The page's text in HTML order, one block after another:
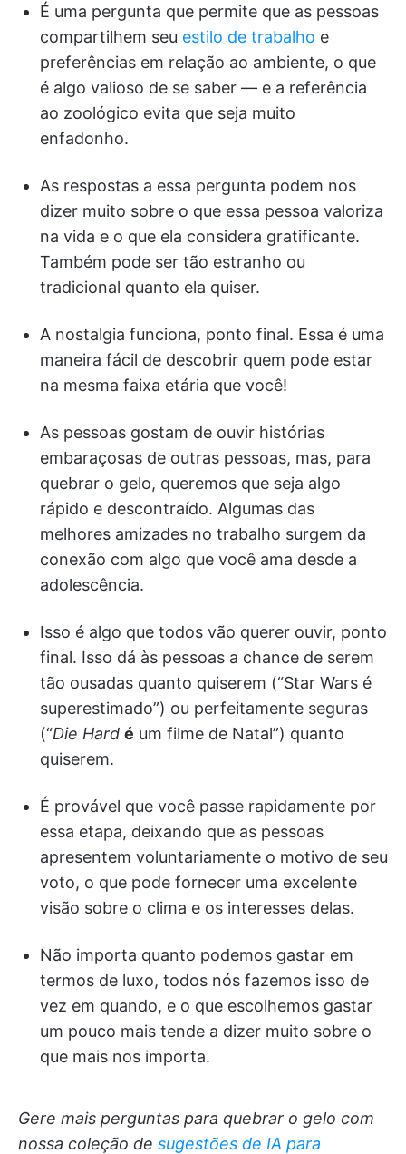
É uma pergunta que permite que as pessoas
compartilhem seu estilo de trabalho e
preferências em relação ao ambiente, o que
é algo valioso de se saber — e a referência
ao zoológico evita que seja muito
enfadonho.
As respostas a essa pergunta podem nos
dizer muito sobre o que essa pessoa valoriza
na vida e o que ela considera gratificante.
Também pode ser tão estranho ou
tradicional quanto ela quiser.
A nostalgia funciona, ponto final. Essa é uma
maneira fácil de descobrir quem pode estar
na mesma faixa etária que você!
As pessoas gostam de ouvir histórias
embaraçosas de outras pessoas, mas, para
quebrar o gelo, queremos que seja algo
rápido e descontraído. Algumas das
melhores amizades no trabalho surgem da
conexão com algo que você ama desde a
adolescência.
Isso é algo que todos vão querer ouvir, ponto
final. Isso dá às pessoas a chance de serem
tão ousadas quanto quiserem (“Star Wars é
superestimado”) ou perfeitamente seguras
(“Die Hard é um filme de Natal”) quanto
quiserem.
É provável que você passe rapidamente por
essa etapa, deixando que as pessoas
apresentem voluntariamente o motivo de seu
voto, o que pode fornecer uma excelente
visão sobre o clima e os interesses delas.
Não importa quanto podemos gastar em
termos de luxo, todos nós fazemos isso de
vez em quando, e o que escolhemos gastar
um pouco mais tende a dizer muito sobre o
que mais nos importa.
Gere mais perguntas para quebrar o gelo com
nossa coleção de sugestões de IA para